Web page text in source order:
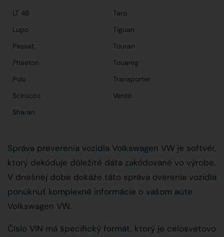
LT 46
Lupo
Passat
Phaeton
Polo
Scirocco
Sharan
Taro
Tiguan
Touran
Touareg
Transporter
Vento
Správa preverenia vozidla Volkswagen VW je softvér,
ktorý dekóduje dôležité dáta zakódované vo výrobe.
V dnešnej dobe dokáže táto správa overenia vozidla
ponúknuť komplexné informácie o vašom aute
Volkswagen VW.
Číslo VIN má špecifický formát, ktorý je celosvetovo